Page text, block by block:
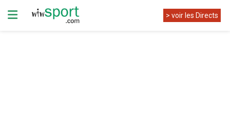
> voir les Directs